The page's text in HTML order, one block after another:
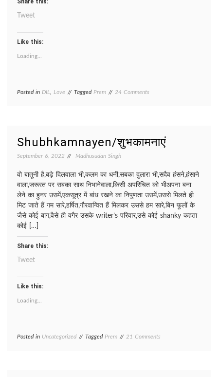
Share this:
Tweet
Like this:
Loading...
Posted in DIL Love Tagged Prem 24 Comments
Shubhkamnayen/शुभकामनाएं
September 6, 2022 Madhusudan Singh
वो बातूनी है,बड़े दिलवाला भी,कलम का धनी,सबका दुलारा भी,सदैव हंसने,हंसाने
वाला,जरूरत पर सबका साथ निभानेवाला,किसी अपरिचित को भीअपना बना
लेने का हुनर उसमें,एकसूत्र में बांध रखने का निपुणता उसमें,उससे मिलते ही
मिट जाते हैं गम सारे,हर्षित,गौरवान्वित हैं मिलकर उससे हम सारे,बिन फूलों के
जैसे कोई बाग,वैसे ही वगैर उसके writer’s परिवार,उसे कोई shanky कहता
कोई […]
Share this:
Tweet
Like this:
Loading...
Posted in Uncategorized Tagged Prem 21 Comments